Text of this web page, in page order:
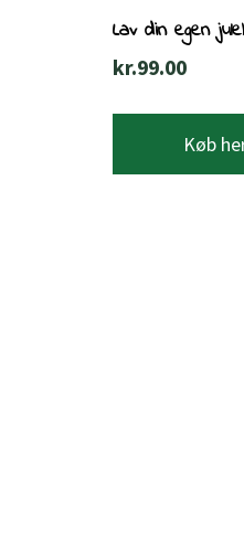
Lav din egen
kr.99.00
Køb